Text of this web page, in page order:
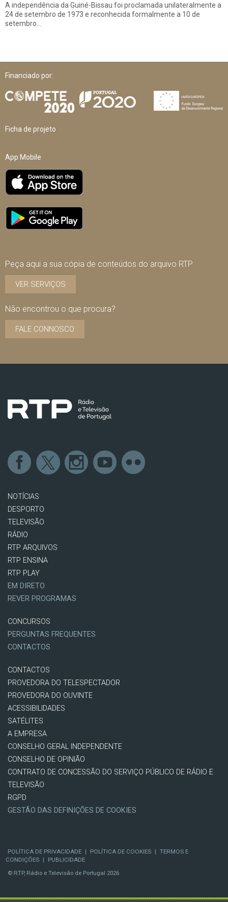
A independência da Guiné-Bissau foi proclamada unilateralmente a
24 de setembro de 1973 e reconhecida formalmente a 10 de
setembro…
Financiado por:
Ficha de projeto
App Mobile
Peça aqui a sua cópia de conteúdos do arquivo RTP
VER SERVIÇOS
Não encontrou o que procura?
FALE CONNOSCO
NOTÍCIAS
DESPORTO
TELEVISÃO
RÁDIO
RTP ARQUIVOS
RTP ENSINA
RTP PLAY
EM DIRETO
REVER PROGRAMAS
CONCURSOS
PERGUNTAS FREQUENTES
CONTACTOS
CONTACTOS
PROVEDORA DO TELESPECTADOR
PROVEDORA DO OUVINTE
ACESSIBILIDADES
SATÉLITES
A EMPRESA
CONSELHO GERAL INDEPENDENTE
CONSELHO DE OPINIÃO
CONTRATO DE CONCESSÃO DO SERVIÇO PÚBLICO DE RÁDIO E
TELEVISÃO
RGPD
GESTÃO DAS DEFINIÇÕES DE COOKIES
POLÍTICA DE PRIVACIDADE | POLÍTICA DE COOKIES | TERMOS E
CONDIÇÕES |
PUBLICIDADE
© RTP, Rádio e Televisão de Portugal 2026